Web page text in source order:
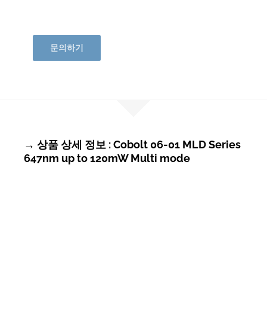
문의하기
→ 상품 상세 정보 : Cobolt 06-01 MLD Series
647nm up to 120mW Multi mode